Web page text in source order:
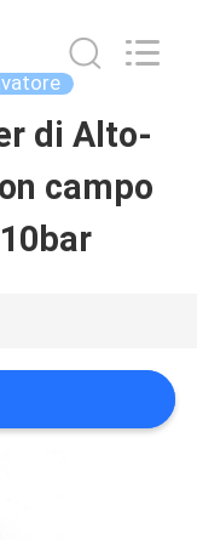
di Alto-
campo